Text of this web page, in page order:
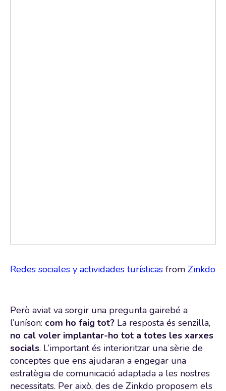
Redes sociales y actividades turísticas from Zinkdo
Però aviat va sorgir una pregunta gairebé a
l’uníson: com ho faig tot? La resposta és senzilla,
no cal voler implantar-ho tot a totes les xarxes
socials. L’important és interioritzar una sèrie de
conceptes que ens ajudaran a engegar una
estratègia de comunicació adaptada a les nostres
necessitats. Per això, des de Zinkdo proposem els